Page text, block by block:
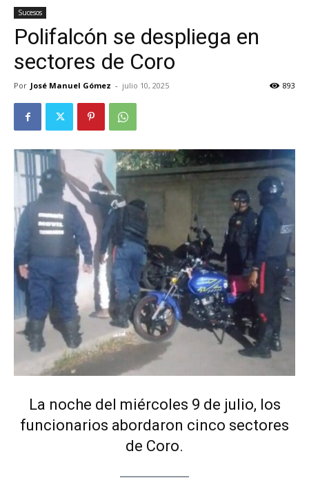
Sucesos
Polifalcón se despliega en
sectores de Coro
Por José Manuel Gómez - julio 10, 2025 893
La noche del miércoles 9 de julio, los
funcionarios abordaron cinco sectores
de Coro.